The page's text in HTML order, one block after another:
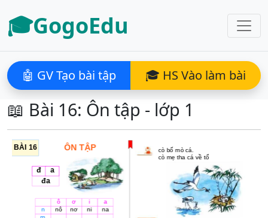
🎓GogoEdu
🤖 GV Tạo bài tập 🎓 HS Vào làm bài
📖 Bài 16: Ôn tập - lớp 1